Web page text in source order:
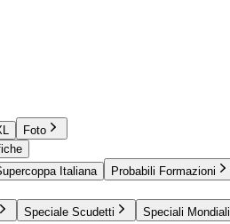
Foto
Italiana Probabili Formazioni
Speciale Scudetti Speciali Mondiali